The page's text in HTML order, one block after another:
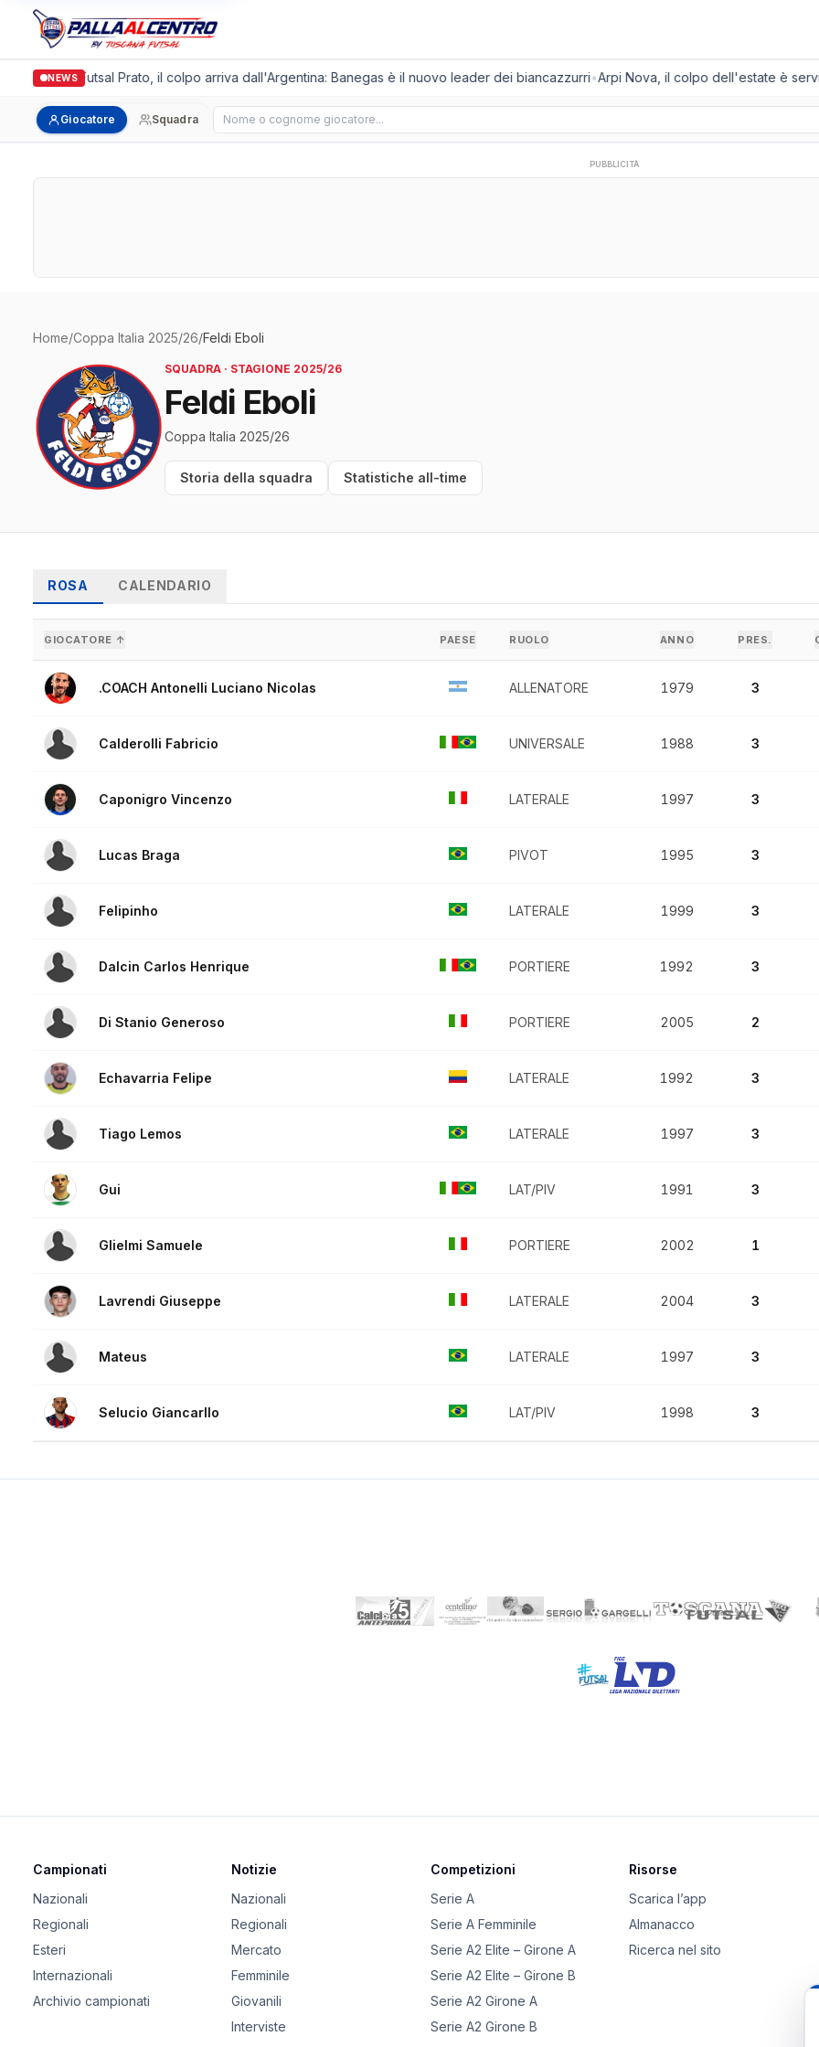
NEWS
Italgronda Futsal Prato, il colpo arriva dall'Argentina: Banegas è il nuovo leader dei biancazzurri•Arpi Nova, il colpo dell'estate è
Giocatore Squadra Cerca giocatore
PUBBLICITÀ
Home/Coppa Italia 2025/26/Feldi Eboli
SQUADRA · STAGIONE 2025/26
Feldi Eboli
Coppa Italia 2025/26
Storia della squadra Statistiche all-time
ROSA CALENDARIO
GIOCATORE ↑ PAESE RUOLO ANNO PRES.
.COACH Antonelli Luciano Nicolas ALLENATORE 1979 3
Calderolli Fabricio UNIVERSALE 1988 3
Caponigro Vincenzo LATERALE 1997 3
Lucas Braga PIVOT 1995 3
Felipinho LATERALE 1999 3
Dalcin Carlos Henrique PORTIERE 1992 3
Di Stanio Generoso PORTIERE 2005 2
Echavarria Felipe LATERALE 1992 3
Tiago Lemos LATERALE 1997 3
Gui LAT/PIV 1991 3
Glielmi Samuele PORTIERE 2002 1
Lavrendi Giuseppe LATERALE 2004 3
Mateus LATERALE 1997 3
Selucio Giancarllo LAT/PIV 1998 3
Campionati
Nazionali
Regionali
Esteri
Internazionali
Archivio campionati
Notizie
Nazionali
Regionali
Mercato
Femminile
Giovanili
Interviste
Competizioni
Serie A
Serie A Femminile
Serie A2 Elite – Girone A
Serie A2 Elite – Girone B
Serie A2 Girone A
Serie A2 Girone B
Risorse
Scarica l’app
Almanacco
Ricerca nel sito